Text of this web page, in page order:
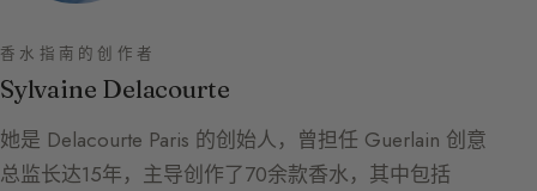
香水指南的创作者
Sylvaine Delacourte
她是 Delacourte Paris 的创始人，曾担任 Guerlain 创意
总监长达15年，主导创作了70余款香水，其中包括